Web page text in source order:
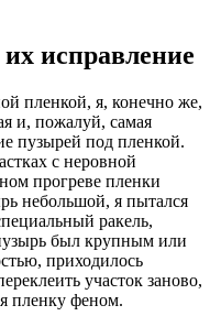
исправление
пленкой, я, конечно же,
и, пожалуй, самая
пузырей под пленкой.
с неровной
прогреве пленки
небольшой, я пытался
ракель,
был крупным или
приходилось
участок заново,
пленку феном.